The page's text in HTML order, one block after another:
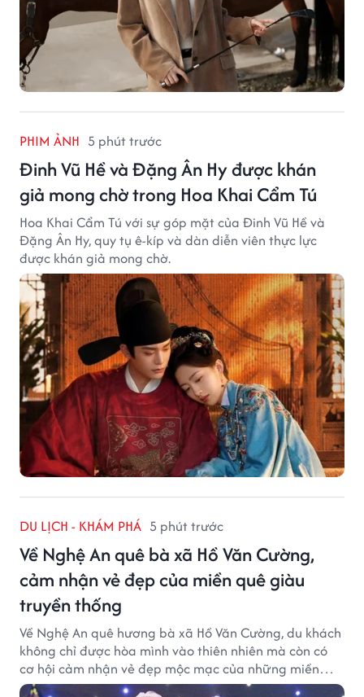
PHIM ẢNH 5 phút trước
Đinh Vũ Hề và Đặng Ân Hy được khán
giả mong chờ trong Hoa Khai Cẩm Tú
Hoa Khai Cẩm Tú với sự góp mặt của Đinh Vũ Hề và
Đặng Ân Hy, quy tụ ê-kíp và dàn diễn viên thực lực
được khán giả mong chờ.
DU LỊCH - KHÁM PHÁ 5 phút trước
Về Nghệ An quê bà xã Hồ Văn Cường,
cảm nhận vẻ đẹp của miền quê giàu
truyền thống
Về Nghệ An quê hương bà xã Hồ Văn Cường, du khách
không chỉ được hòa mình vào thiên nhiên mà còn có
cơ hội cảm nhận vẻ đẹp mộc mạc của những miền
quê giàu truyền thống.